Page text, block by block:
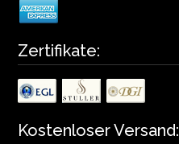
Zertifikate:
Kostenloser Versand: